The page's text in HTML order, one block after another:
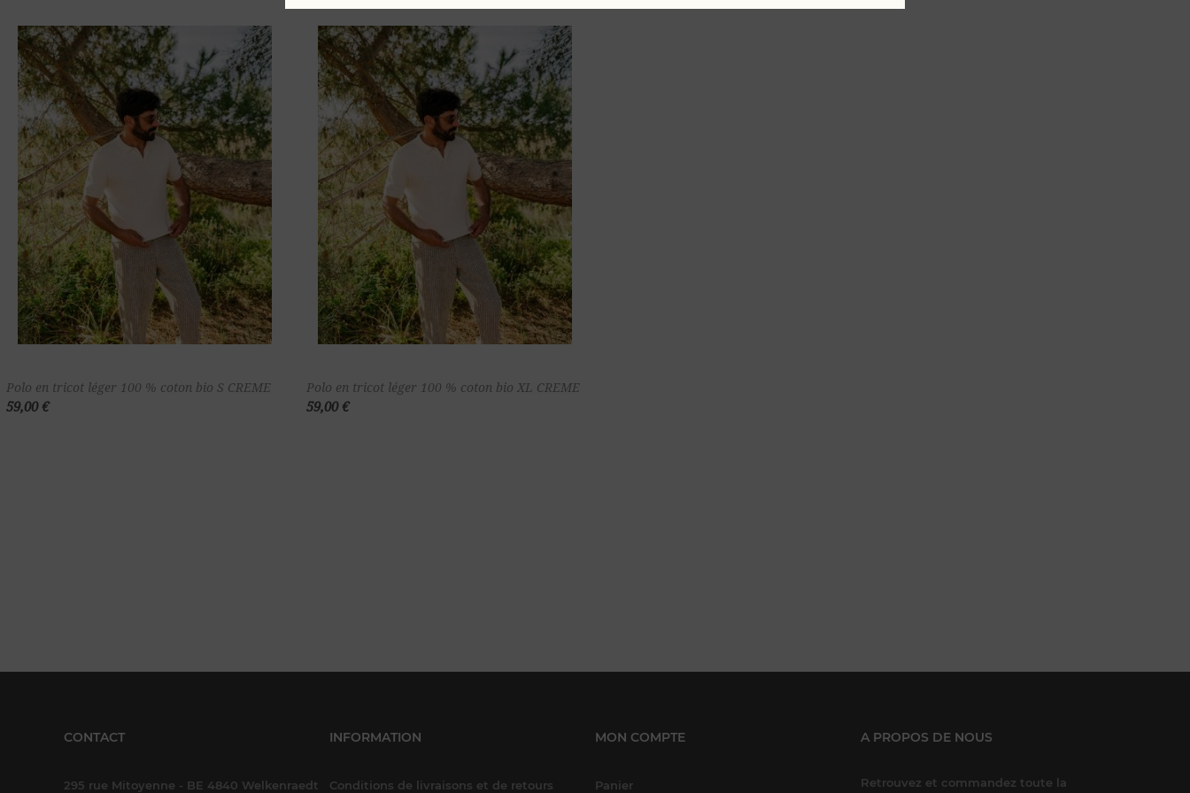
Ajouter au
Polo en tricot léger 100 % coton bio S CREME
59,00 €
Ajouter au
Polo en tricot léger 100 % coton bio XL CREME
59,00 €
CONTACT
295 rue Mitoyenne - BE 4840 Welkenraedt
INFORMATION
Conditions de livraisons et de retours
MON COMPTE
Panier
A PROPOS DE NOUS
Retrouvez et commandez toute la